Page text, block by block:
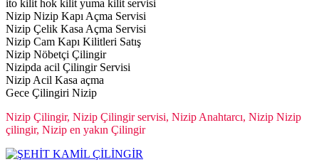
ito kilit hok kilit yuma kilit servisi
Nizip Nizip Kapı Açma Servisi
Nizip Çelik Kasa Açma Servisi
Nizip Cam Kapı Kilitleri Satış
Nizip Nöbetçi Çilingir
Nizipda acil Çilingir Servisi
Nizip Acil Kasa açma
Gece Çilingiri Nizip
Nizip Çilingir, Nizip Çilingir servisi, Nizip Anahtarcı, Nizip Nizip
çilingir, Nizip en yakın Çilingir